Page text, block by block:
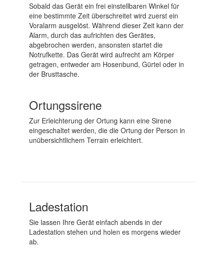
Sobald das Gerät ein frei einstellbaren Winkel für
eine bestimmte Zeit überschreitet wird zuerst ein
Voralarm ausgelöst. Während dieser Zeit kann der
Alarm, durch das aufrichten des Gerätes,
abgebrochen werden, ansonsten startet die
Notrufkette. Das Gerät wird aufrecht am Körper
getragen, entweder am Hosenbund, Gürtel oder in
der Brusttasche.
Ortungssirene
Zur Erleichterung der Ortung kann eine Sirene
eingeschaltet werden, die die Ortung der Person in
unübersichtlichem Terrain erleichtert.
Ladestation
Sie lassen Ihre Gerät einfach abends in der
Ladestation stehen und holen es morgens wieder
ab.